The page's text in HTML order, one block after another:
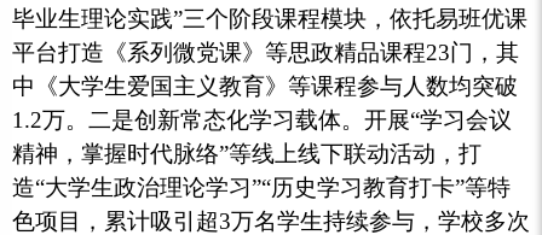
毕业生理论实践”三个阶段课程模块，依托易班优课
平台打造《系列微党课》等思政精品课程23门，其
中《大学生爱国主义教育》等课程参与人数均突破
1.2万。二是创新常态化学习载体。开展“学习会议
精神，掌握时代脉络”等线上线下联动活动，打
造“大学生政治理论学习”“历史学习教育打卡”等特
色项目，累计吸引超3万名学生持续参与，学校多次